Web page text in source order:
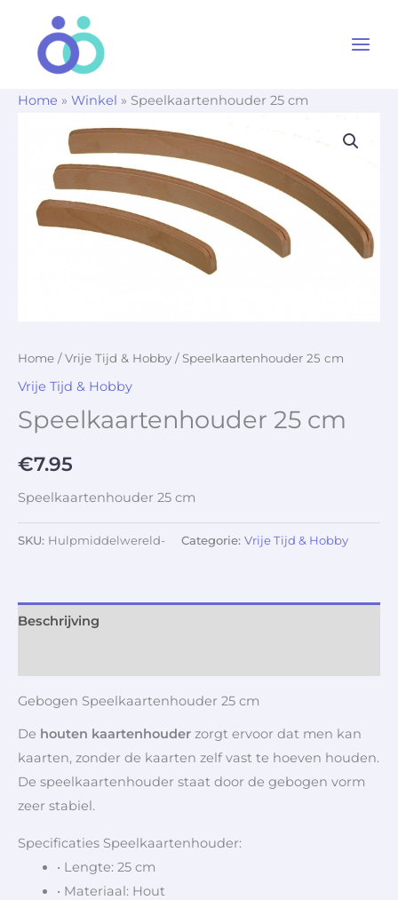
Home » Winkel » Speelkaartenhouder 25 cm
Home /Vrije Tijd & Hobby / Speelkaartenhouder 25 cm
Vrije Tijd & Hobby
Speelkaartenhouder 25 cm
€7.95
Speelkaartenhouder 25 cm
SKU: Hulpmiddelwereld- Categorie: Vrije Tijd & Hobby
Beschrijving
Gebogen Speelkaartenhouder 25 cm
De houten kaartenhouder zorgt ervoor dat men kan
kaarten, zonder de kaarten zelf vast te hoeven houden.
De speelkaartenhouder staat door de gebogen vorm
zeer stabiel.
Specificaties Speelkaartenhouder:
• Lengte: 25 cm
• Materiaal: Hout